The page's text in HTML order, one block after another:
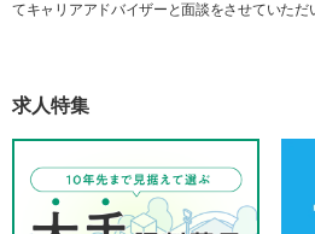
てキャリアアドバイザーと面談をさせていただ
求人特集